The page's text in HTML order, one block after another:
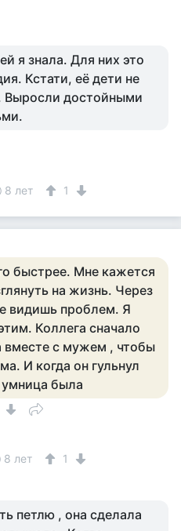
я знала. Для них это
Кстати, её дети не
Выросли достойными
8 лет 1
быстрее. Мне кажется
на жизнь. Через
видишь проблем. Я
Коллега сначало
вместе с мужем , чтобы
И когда он гульнул
умница была
8 лет 1
петлю , она сделала